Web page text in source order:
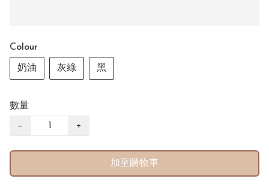
Colour
奶油 灰綠 黑
數量
− +
加至購物車